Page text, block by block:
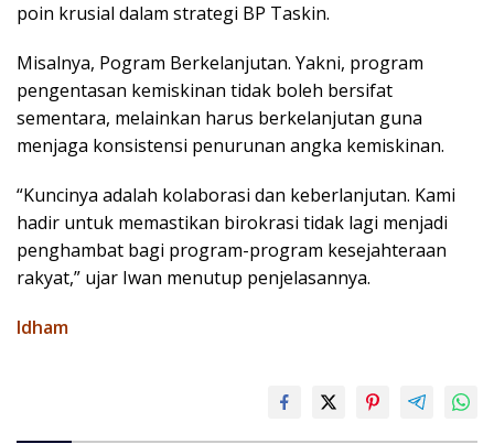
poin krusial dalam strategi BP Taskin.
Misalnya, Pogram Berkelanjutan. Yakni, program
pengentasan kemiskinan tidak boleh bersifat
sementara, melainkan harus berkelanjutan guna
menjaga konsistensi penurunan angka kemiskinan.
“Kuncinya adalah kolaborasi dan keberlanjutan. Kami
hadir untuk memastikan birokrasi tidak lagi menjadi
penghambat bagi program-program kesejahteraan
rakyat,” ujar Iwan menutup penjelasannya.
Idham